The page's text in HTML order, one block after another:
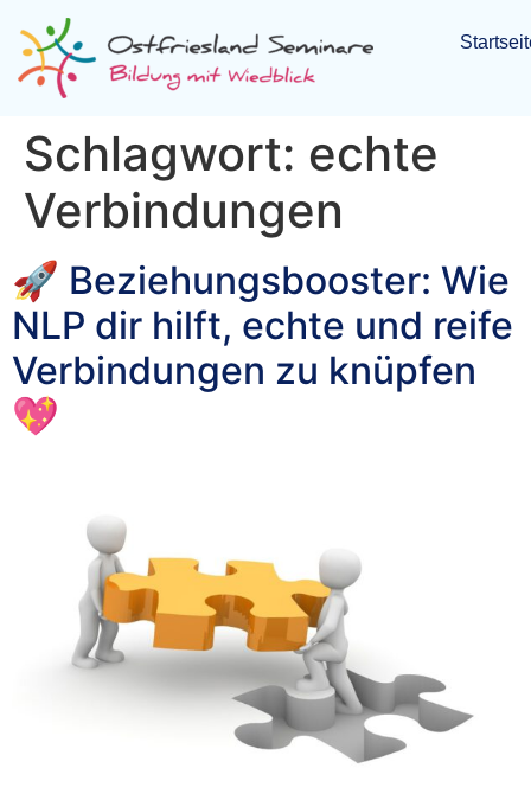
Schlagwort: echte
Verbindungen
🚀 Beziehungsbooster: Wie
NLP dir hilft, echte und reife
Verbindungen zu knüpfen
💖